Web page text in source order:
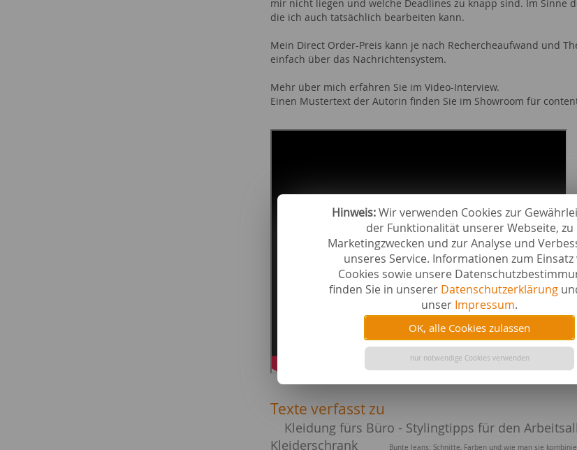
Hinweis:Wir verwenden Cookies zur
der Funktionalität unserer Webseite, zu
Marketingzwecken und zur Analyse und
unseres Service. Informationen zum Einsatz
Cookies sowie unsere
finden Sie in unserer Datenschutzerklärung
unser Impressum.
OK, alle Cookies zulassen
nur notwendige Cookies verwenden
mir nicht liegen und welche Deadlines zu knapp sind. Im
die ich auch tatsächlich bearbeiten kann.
Mein Direct Order-Preis kann je nach Rechercheaufwand und
einfach über das Nachrichtensystem.
Mehr über mich erfahren Sie im Video-Interview.
Einen Mustertext der Autorin finden Sie im Showroom für
Texte verfasst zu
Kleidung fürs Büro - Stylingtipps für den
Kleiderschrank
Bunte Jeans: Schnitte, Farben und wie man sie